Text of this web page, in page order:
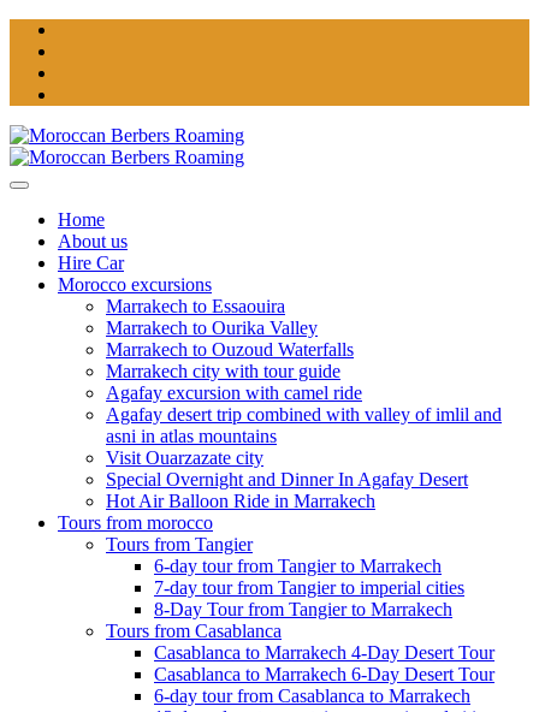
Home
About us
Hire Car
Morocco excursions
Marrakech to Essaouira
Marrakech to Ourika Valley
Marrakech to Ouzoud Waterfalls
Marrakech city with tour guide
Agafay excursion with camel ride
Agafay desert trip combined with valley of imlil and
asni in atlas mountains
Visit Ouarzazate city
Special Overnight and Dinner In Agafay Desert
Hot Air Balloon Ride in Marrakech
Tours from morocco
Tours from Tangier
6-day tour from Tangier to Marrakech
7-day tour from Tangier to imperial cities
8-Day Tour from Tangier to Marrakech
Tours from Casablanca
Casablanca to Marrakech 4-Day Desert Tour
Casablanca to Marrakech 6-Day Desert Tour
6-day tour from Casablanca to Marrakech